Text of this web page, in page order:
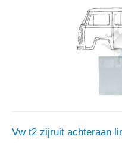
Vw t2 zijruit achteraan